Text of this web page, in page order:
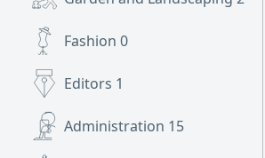
Fashion 0
Editors 1
Administration 15